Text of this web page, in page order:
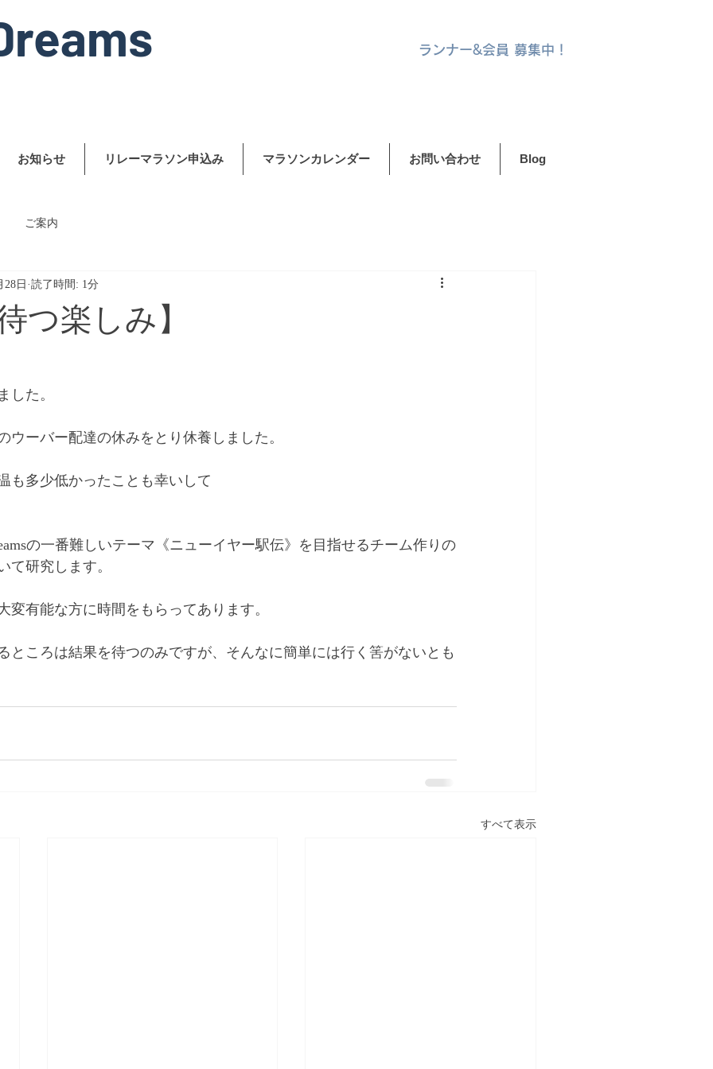
ランナー&会員 募集中！
お知らせ リレーマラソン申込み マラソンカレンダー お問い合わせ Blog
ご案内
つ楽しみ】
28日 読了時間: 1分
した。
ウーバー配達の休みをとり休養しました。
も多少低かったことも幸いして
の一番難しいテーマ《ニューイヤー駅伝》を目指せるチーム作りの
て研究します。
変有能な方に時間をもらってあります。
ところは結果を待つのみですが、そんなに簡単には行く筈がないとも
すべて表示